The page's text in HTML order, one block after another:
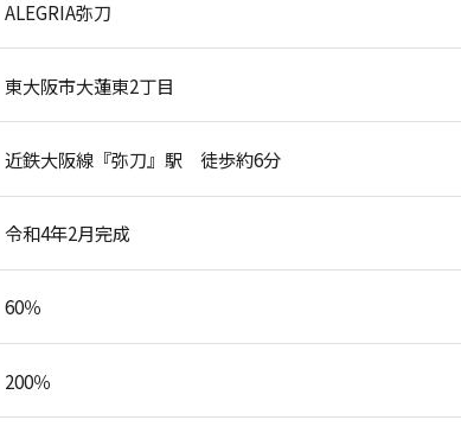
ALEGRIA弥刀
東大阪市大蓮東2丁目
近鉄大阪線『弥刀』駅 徒歩約6分
令和4年2月完成
60％
200％